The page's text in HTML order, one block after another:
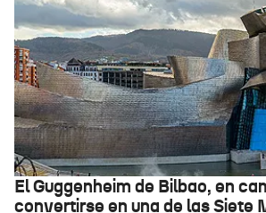
El Guggenheim de Bilbao, en
convertirse en una de las Siete